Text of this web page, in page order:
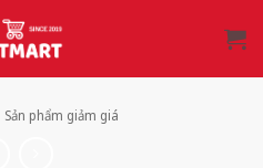
Sản phẩm giảm giá